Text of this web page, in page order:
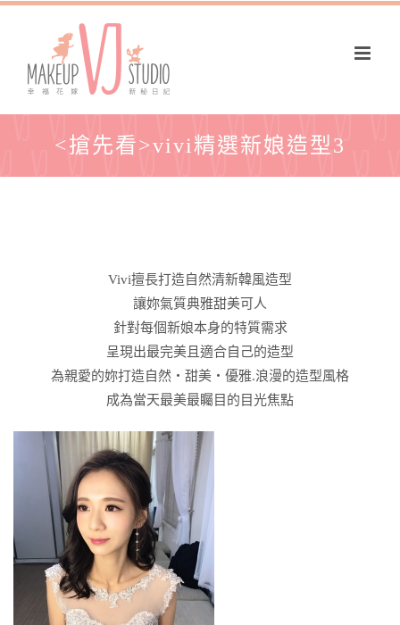
<搶先看>vivi精選新娘造型3
Vivi擅長打造自然清新韓風造型
讓妳氣質典雅甜美可人
針對每個新娘本身的特質需求
呈現出最完美且適合自己的造型
為親愛的妳打造自然‧甜美‧優雅.浪漫的造型風格
成為當天最美最矚目的目光焦點